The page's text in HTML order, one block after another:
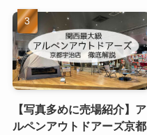
【写真多めに売場紹介】ア
ルペンアウトドアーズ京都